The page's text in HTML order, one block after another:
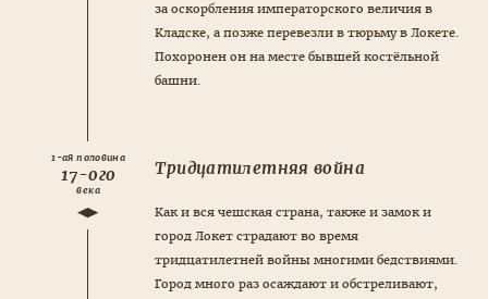
за оскорбления императорского величия в
Кладске, а позже перевезли в тюрьму в Локете.
Похоронен он на месте бывшей костёльной
башни.
1-ая половина
17-ого
века
Тридцатилетняя война
Как и вся чешская страна, также и замок и
город Локет страдают во время
тридцатилетней войны многими бедствиями.
Город много раз осаждают и обстреливают,